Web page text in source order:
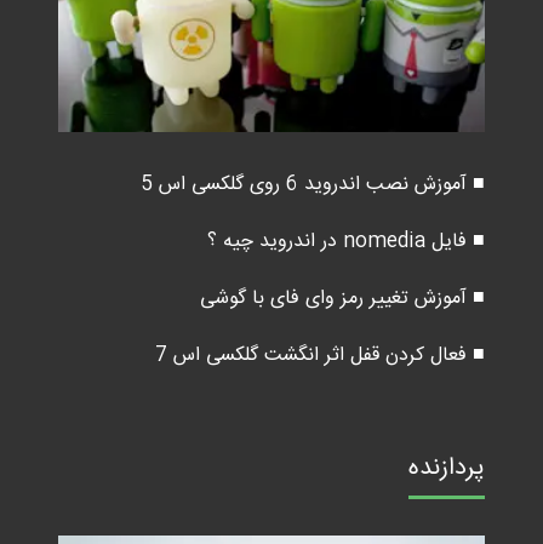
■ آموزش نصب اندروید 6 روی گلکسی اس 5
■ فایل nomedia در اندروید چیه ؟
■ آموزش تغییر رمز وای فای با گوشی
■ فعال کردن قفل اثر انگشت گلکسی اس 7
پردازنده